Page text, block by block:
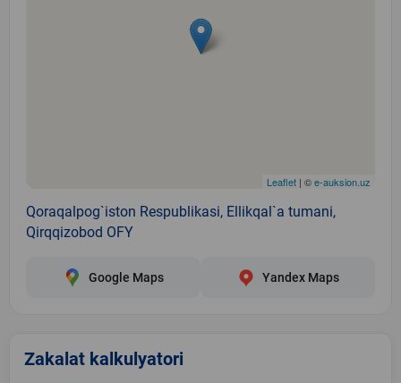
Leaflet | ©e-auksion.uz
Qoraqalpog`iston Respublikasi, Ellikqal`a tumani,
Qirqqizobod OFY
Google Maps Yandex Maps
Zakalat kalkulyatori